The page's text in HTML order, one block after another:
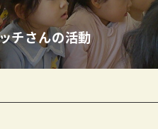
チさんの活動